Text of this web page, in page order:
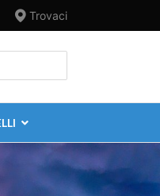
Trovaci